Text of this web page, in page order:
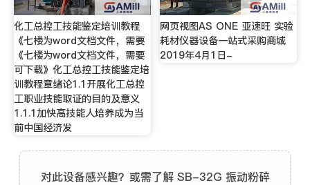
化工总控工技能鉴定培训教程
《七楼为word文档文件，需要
《七楼为word文档文件，需要
可下载》化工总控工技能鉴定培
训教程章绪论1.1开展化工总控
工职业技能取证的目的及意义
1.1.1加快高技能人培养成为当
前中国经济发
网页视图AS ONE 亚速旺 实验
耗材仪器设备一站式采购商城
2019年4月1日-
对此设备感兴趣？或需了解 SB-32G 振动粉碎